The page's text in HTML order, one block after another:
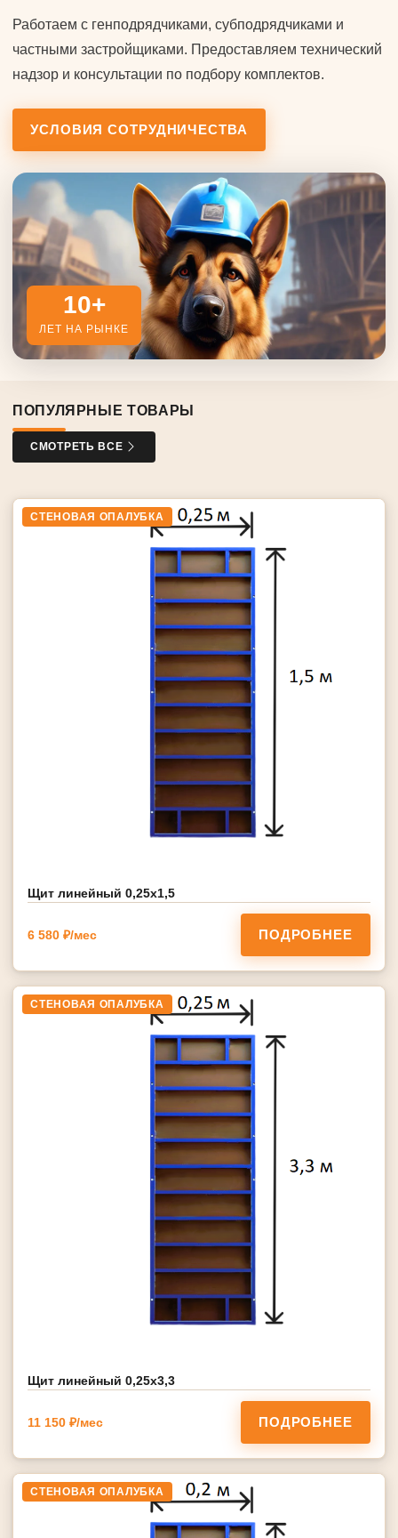
Работаем с генподрядчиками, субподрядчиками и
частными застройщиками. Предоставляем технический
надзор и консультации по подбору комплектов.
УСЛОВИЯ СОТРУДНИЧЕСТВА
10+
ЛЕТ НА РЫНКЕ
ПОПУЛЯРНЫЕ ТОВАРЫ
СМОТРЕТЬ ВСЕ
СТЕНОВАЯ ОПАЛУБКА
Щит линейный 0,25х1,5
6 580 ₽/мес ПОДРОБНЕЕ
СТЕНОВАЯ ОПАЛУБКА
Щит линейный 0,25х3,3
11 150 ₽/мес ПОДРОБНЕЕ
СТЕНОВАЯ ОПАЛУБКА